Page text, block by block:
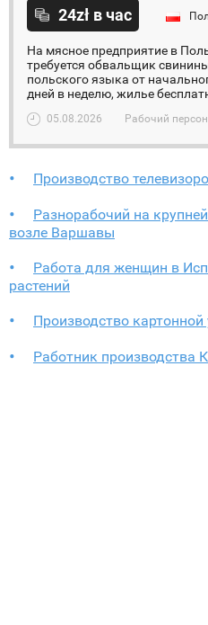
24zł в час
На мясное предприятие в
требуется обвальщик
польского языка от
дней в неделю, жилье
05.08.2026 Рабочий
Производство
Разнорабочий на
возле Варшавы
Работа для женщин в
растений
Производство картонной
Работник производства